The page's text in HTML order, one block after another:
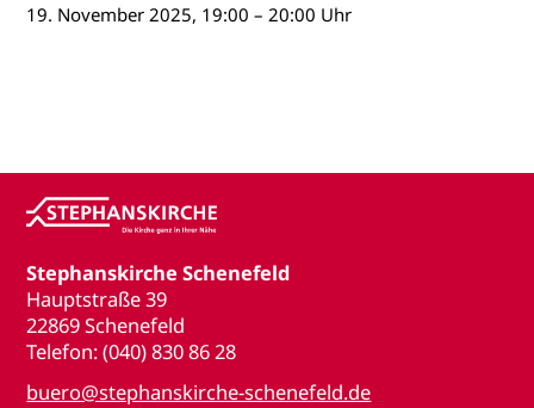
19. November 2025, 19:00 – 20:00 Uhr
Stephanskirche Schenefeld
Hauptstraße 39
22869 Schenefeld
Telefon: (040) 830 86 28
buero@stephanskirche-schenefeld.de